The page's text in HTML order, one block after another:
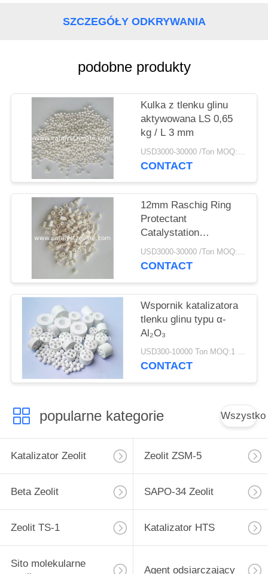
SZCZEGÓŁY ODKRYWANIA
podobne produkty
Kulka z tlenku glinu
aktywowana LS 0,65
kg / L 3 mm
USD3000-30000 /Ton MOQ:1 KG
CONTACT
12mm Raschig Ring
Protectant
Catalystation
Protectant
USD3000-30000 /Ton MOQ:1 KG
CONTACT
Wspornik katalizatora
tlenku glinu typu α-
Al₂O₃
USD300-10000 Ton MOQ:1 KG
CONTACT
popularne kategorie Wszystko
Katalizator Zeolit Zeolit ​​ZSM-5
Beta Zeolit SAPO-34 Zeolit
Zeolit ​​TS-1 Katalizator HTS
Sito molekularne
Agent odsiarczający